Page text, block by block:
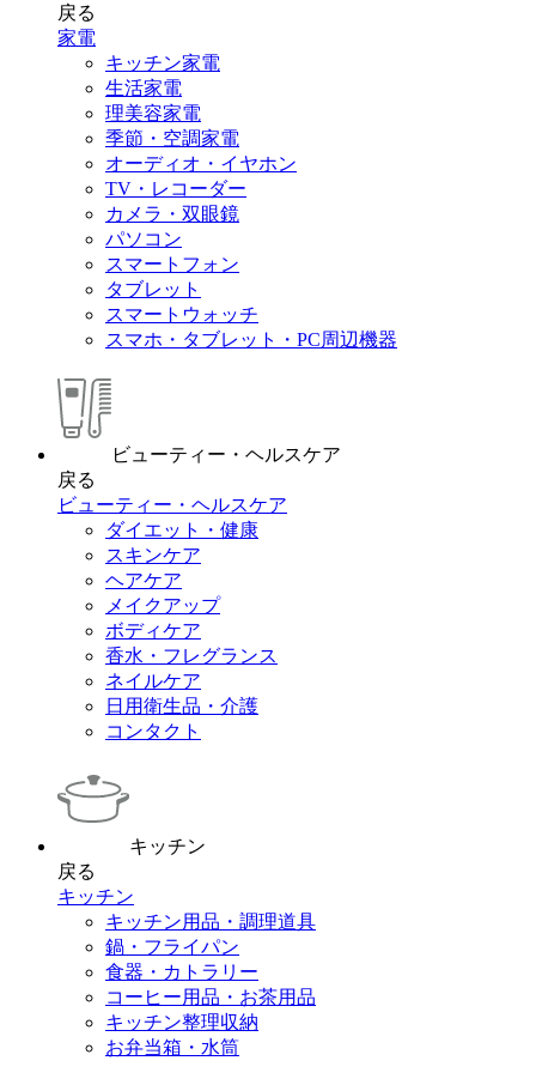
戻る
家電
キッチン家電
生活家電
理美容家電
季節・空調家電
オーディオ・イヤホン
TV・レコーダー
カメラ・双眼鏡
パソコン
スマートフォン
タブレット
スマートウォッチ
スマホ・タブレット・PC周辺機器
ビューティー・ヘルスケア
戻る
ビューティー・ヘルスケア
ダイエット・健康
スキンケア
ヘアケア
メイクアップ
ボディケア
香水・フレグランス
ネイルケア
日用衛生品・介護
コンタクト
キッチン
戻る
キッチン
キッチン用品・調理道具
鍋・フライパン
食器・カトラリー
コーヒー用品・お茶用品
キッチン整理収納
お弁当箱・水筒